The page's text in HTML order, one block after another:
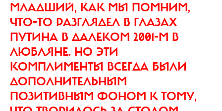
МЛАДШИЙ, КАК МЫ ПОМНИМ,
ЧТО-ТО РАЗГЛЯДЕЛ В ГЛАЗАХ
ПУТИНА В ДАЛЕКОМ 2001-М В
ЛЮБЛЯНЕ. НО ЭТИ
КОМПЛИМЕНТЫ ВСЕГДА БЫЛИ
ДОПОЛНИТЕЛЬНЫМ
ПОЗИТИВНЫМ ФОНОМ К ТОМУ,